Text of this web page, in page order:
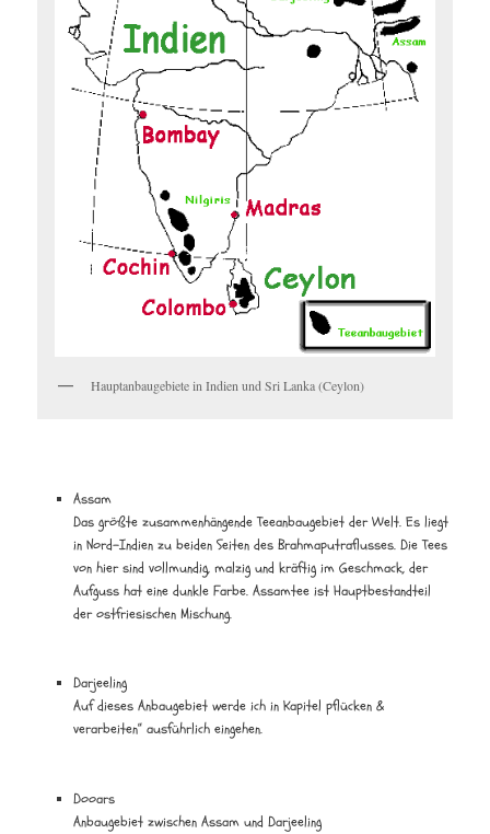
Hauptanbaugebiete in Indien und Sri Lanka (Ceylon)
Assam
Das größte zusammenhängende Teeanbaugebiet der Welt. Es liegt
in Nord-Indien zu beiden Seiten des Brahmaputraflusses. Die Tees
von hier sind vollmundig, malzig und kräftig im Geschmack, der
Aufguss hat eine dunkle Farbe. Assamtee ist Hauptbestandteil
der ostfriesischen Mischung.
Darjeeling
Auf dieses Anbaugebiet werde ich in Kapitel pflücken &
verarbeiten“ ausführlich eingehen.
Dooars
Anbaugebiet zwischen Assam und Darjeeling